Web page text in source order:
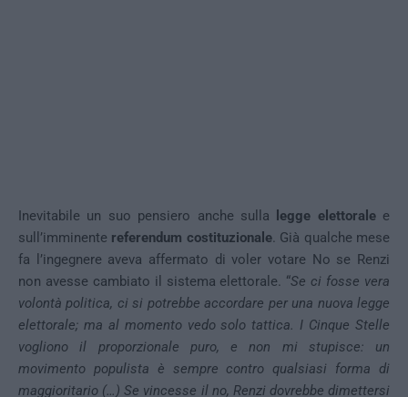
Inevitabile un suo pensiero anche sulla legge elettoralee
sull’imminente referendum costituzionale. Già qualche mese
fa l’ingegnere aveva affermato di voler votare No se Renzi
non avesse cambiato il sistema elettorale. “Se ci fosse vera
volontà politica, ci si potrebbe accordare per una nuova legge
elettorale; ma al momento vedo solo tattica. I Cinque Stelle
vogliono il proporzionale puro, e non mi stupisce: un
movimento populista è sempre contro qualsiasi forma di
maggioritario (…) Se vincesse il no, Renzi dovrebbe dimettersi